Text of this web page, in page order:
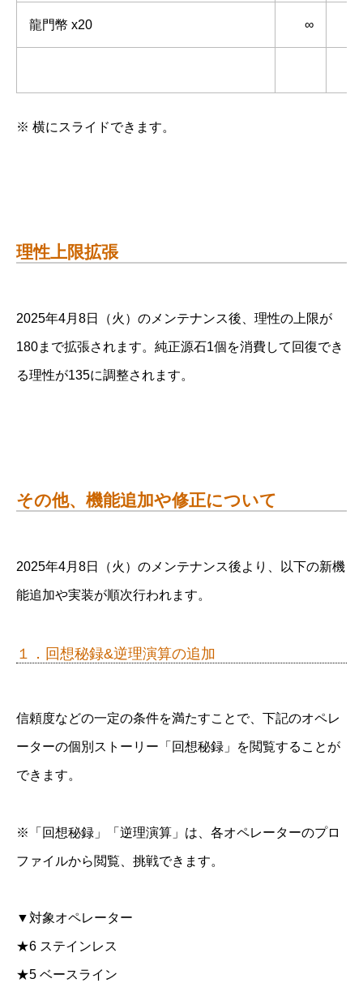
龍門幣 x20 ∞
※ 横にスライドできます。
理性上限拡張
2025年4月8日（火）のメンテナンス後、理性の上限が
180まで拡張されます。純正源石1個を消費して回復でき
る理性が135に調整されます。
その他、機能追加や修正について
2025年4月8日（火）のメンテナンス後より、以下の新機
能追加や実装が順次行われます。
１．回想秘録&逆理演算の追加
信頼度などの一定の条件を満たすことで、下記のオペレ
ーターの個別ストーリー「回想秘録」を閲覧することが
できます。
※「回想秘録」「逆理演算」は、各オペレーターのプロ
ファイルから閲覧、挑戦できます。
▼対象オペレーター
★6 ステインレス
★5 ベースライン